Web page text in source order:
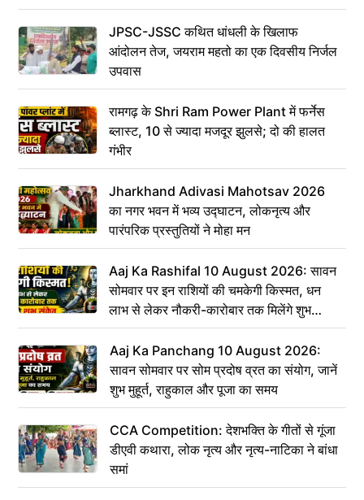
JPSC-JSSC कथित धांधली के खिलाफ
आंदोलन तेज, जयराम महतो का एक दिवसीय निर्जल
उपवास
रामगढ़ के Shri Ram Power Plant में फर्नेस
ब्लास्ट, 10 से ज्यादा मजदूर झुलसे; दो की हालत
गंभीर
Jharkhand Adivasi Mahotsav 2026
का नगर भवन में भव्य उद्घाटन, लोकनृत्य और
पारंपरिक प्रस्तुतियों ने मोहा मन
Aaj Ka Rashifal 10 August 2026: सावन
सोमवार पर इन राशियों की चमकेगी किस्मत, धन
लाभ से लेकर नौकरी-कारोबार तक मिलेंगे शुभ
संकेत
Aaj Ka Panchang 10 August 2026:
सावन सोमवार पर सोम प्रदोष व्रत का संयोग, जानें
शुभ मुहूर्त, राहुकाल और पूजा का समय
CCA Competition: देशभक्ति के गीतों से गूंजा
डीएवी कथारा, लोक नृत्य और नृत्य-नाटिका ने बांधा
समां